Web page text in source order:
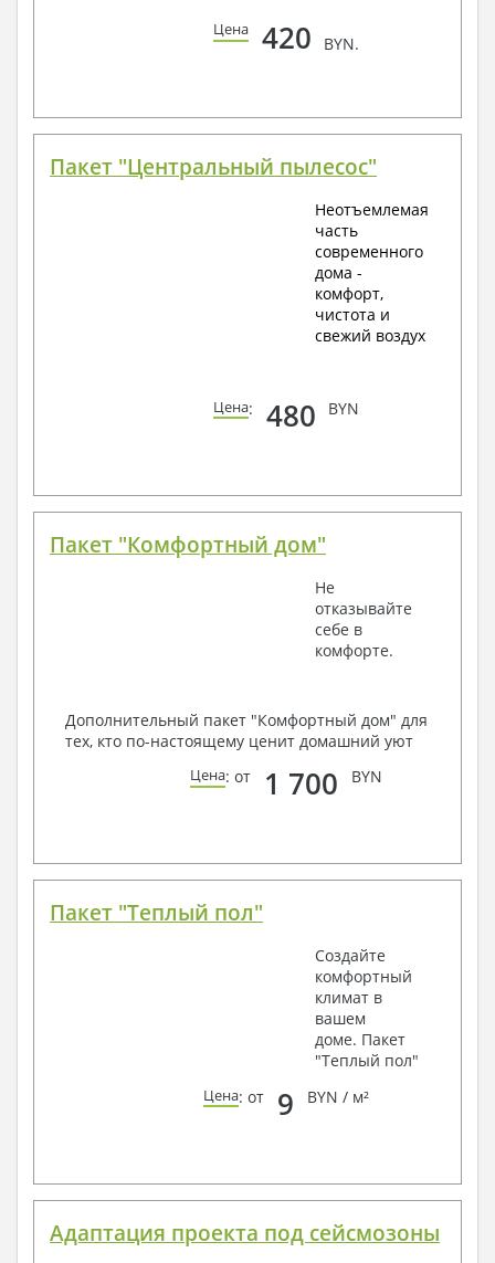
Цена 420 BYN.
Пакет "Центральный пылесос"
Неотъемлемая
часть
современного
дома -
комфорт,
чистота и
свежий воздух
Цена: 480 BYN
Пакет "Комфортный дом"
Не
отказывайте
себе в
комфорте.
Дополнительный пакет "Комфортный дом" для
тех, кто по-настоящему ценит домашний уют
Цена: от 1 700 BYN
Пакет "Теплый пол"
Создайте
комфортный
климат в
вашем
доме. Пакет
"Теплый пол"
Цена: от 9 BYN / м²
Адаптация проекта под сейсмозоны